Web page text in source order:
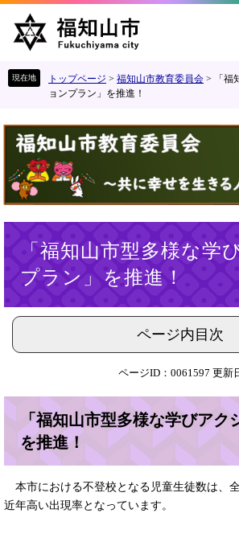
す
し
文
トップページ > 福知山市教育委員会 >
「
ョンプラン」を推進！
「福知山市型多様な学
プラン」を推進！
ページ内目次
ページID：0061597 更新
「福知山市型多様な学びアク
を推進！
本市における不登校となる児童生徒数は、
近年高い出現率となっています。